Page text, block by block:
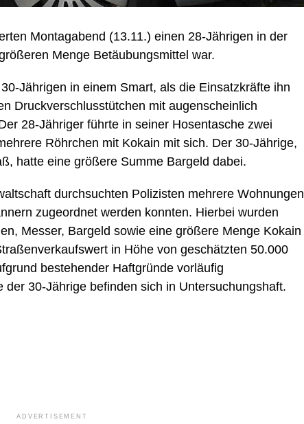
Montagabend (13.11.) einen 28-Jährigen in der
Menge Betäubungsmittel war.
Jährigen in einem Smart, als die Einsatzkräfte ihn
Druckverschlusstütchen mit augenscheinlich
28-Jähriger führte in seiner Hosentasche zwei
Röhrchen mit Kokain mit sich. Der 30-Jährige,
hatte eine größere Summe Bargeld dabei.
durchsuchten Polizisten mehrere Wohnungen
zugeordnet werden konnten. Hierbei wurden
Messer, Bargeld sowie eine größere Menge Kokain
in Höhe von geschätzten 50.000
bestehender Haftgründe vorläufig
30-Jährige befinden sich in Untersuchungshaft.
ADVERTISEMENT